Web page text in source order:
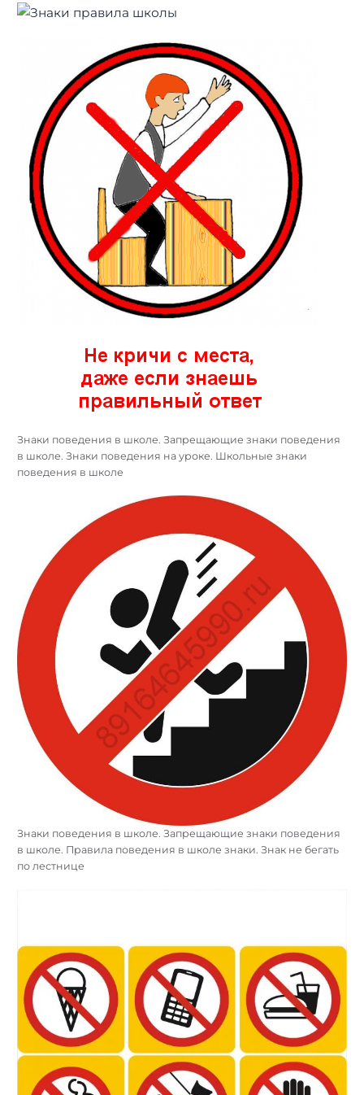
Знаки поведения в школе. Запрещающие знаки поведения
в школе. Знаки поведения на уроке. Школьные знаки
поведения в школе
Знаки поведения в школе. Запрещающие знаки поведения
в школе. Правила поведения в школе знаки. Знак не бегать
по лестнице